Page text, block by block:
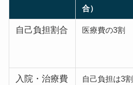
合）
自己負担割合 医療費の3割
入院・治療費 自己負担は3割